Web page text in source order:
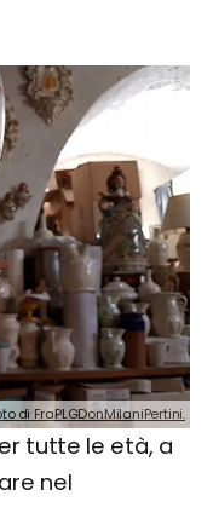
di FraPLGDonMilaniPertini.
tutte le età, a
nel